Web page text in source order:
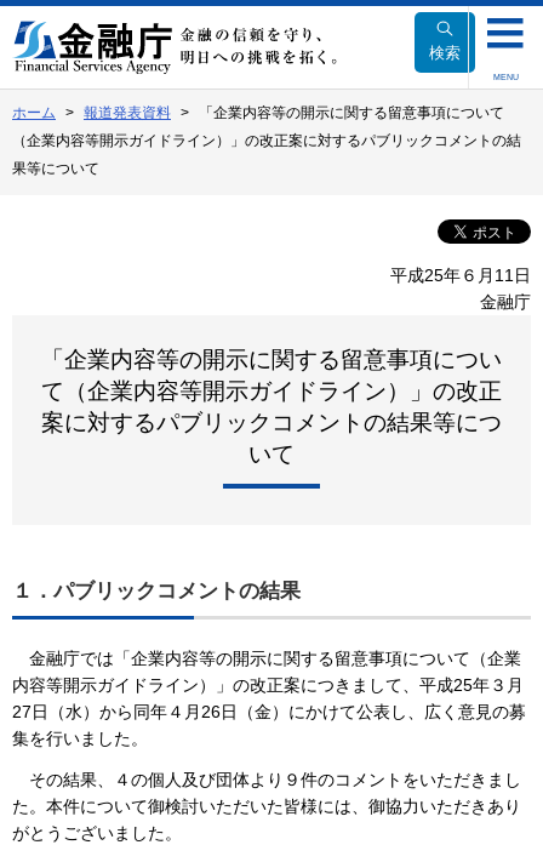
文
へ
動
検索
MENU
ホーム 報道発表資料
「企業内容等の開示に関する留意事項について
（企業内容等開示ガイドライン）」の改正案に対するパブリックコメントの結
果等について
平成25年６月11日
金融庁
「企業内容等の開示に関する留意事項につい
て（企業内容等開示ガイドライン）」の改正
案に対するパブリックコメントの結果等につ
いて
１．パブリックコメントの結果
金融庁では「企業内容等の開示に関する留意事項について（企業
内容等開示ガイドライン）」の改正案につきまして、平成25年３月
27日（水）から同年４月26日（金）にかけて公表し、広く意見の募
集を行いました。
その結果、４の個人及び団体より９件のコメントをいただきまし
た。本件について御検討いただいた皆様には、御協力いただきあり
がとうございました。